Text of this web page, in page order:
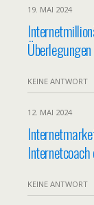
19. MAI 2024
Überlegungen
KEINE ANTWORT
12. MAI 2024
KEINE ANTWORT